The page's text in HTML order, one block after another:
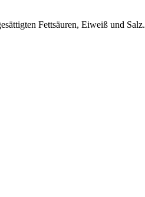
Fettsäuren, Eiweiß und Salz.